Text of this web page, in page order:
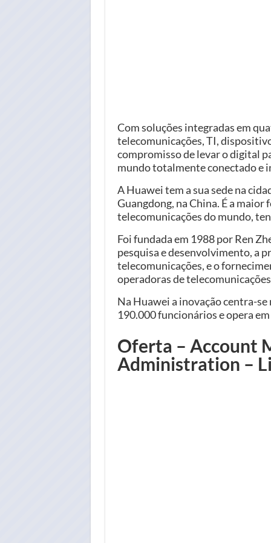
Com soluções integradas em
telecomunicações, TI,
compromisso de levar o digital
mundo totalmente conectado e
A Huawei tem a sua sede na
Guangdong, na China. É a
telecomunicações do mundo,
Foi fundada em 1988 por Ren
pesquisa e desenvolvimento, a
telecomunicações, e o
operadoras de
Na Huawei a inovação centra-se
190.000 funcionários e opera
Oferta – Account
Administration –